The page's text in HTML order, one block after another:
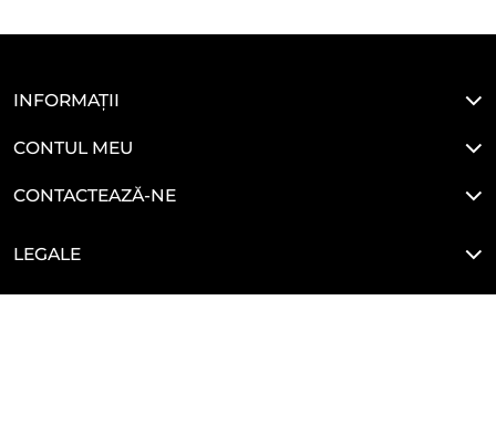
INFORMAȚII
CONTUL MEU
CONTACTEAZĂ-NE
LEGALE